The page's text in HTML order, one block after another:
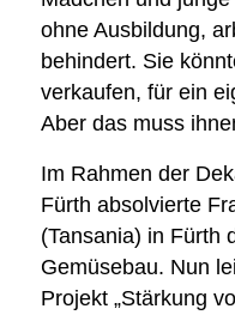
ohne Ausbildung,
behindert. Sie
verkaufen, für ein
Aber das muss
Im Rahmen der
Fürth absolvierte
(Tansania) in Fürth
Gemüsebau. Nun
Projekt „Stärkung